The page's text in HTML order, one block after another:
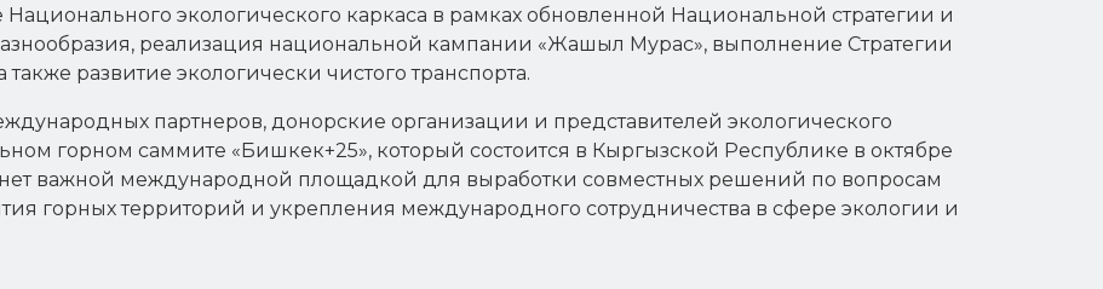
экологического каркаса в рамках обновленной Национальной стратегии и
реализация национальной кампании «Жашыл Мурас», выполнение Стратегии
развитие экологически чистого транспорта.
партнеров, донорские организации и представителей экологического
горном саммите «Бишкек+25», который состоится в Кыргызской Республике в октябре
важной международной площадкой для выработки совместных решений по вопросам
горных территорий и укрепления международного сотрудничества в сфере экологии и